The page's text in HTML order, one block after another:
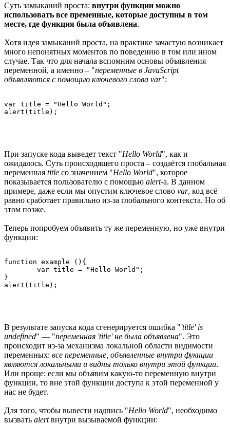
Суть замыканий проста: внутри функции можно
использовать все пременные, которые доступны в том
месте, где функция была объявлена.
Хотя идея замыканий проста, на практике зачастую возникает
много непонятных моментов по поведению в том или ином
случае. Так что для начала вспомним основы объявления
переменной, а именно – "переменные в JavaScript
объявляются с помощью ключевого слова var":
var title = "Hello World";
При запуске кода выведет текст "Hello World", как и
ожидалось. Суть происходящего проста – создаётся глобальная
переменная title со значением "Hello World", которое
показывается пользователю с помощью alert-а. В данном
примере, даже если мы опустим ключевое слово var, код всё
равно сработает правильно из-за глобального контекста. Но об
этом позже.
Теперь попробуем объявить ту же переменную, но уже внутри
функции:
function example (){
}
В результате запуска кода сгенерируется ошибка "'title' is
undefined" — "переменная 'title' не была объявлена". Это
происходит из-за механизма локальной области видимости
переменных: все переменные, объявленные внутри фукнции
являются локальными и видны только внутри этой функции.
Или проще: если мы объявим какую-то переменную внутри
функции, то вне этой функции доступа к этой переменной у
нас не будет.
Для того, чтобы вывести надпись "Hello World", необходимо
вызвать alertвнутри вызываемой функции: